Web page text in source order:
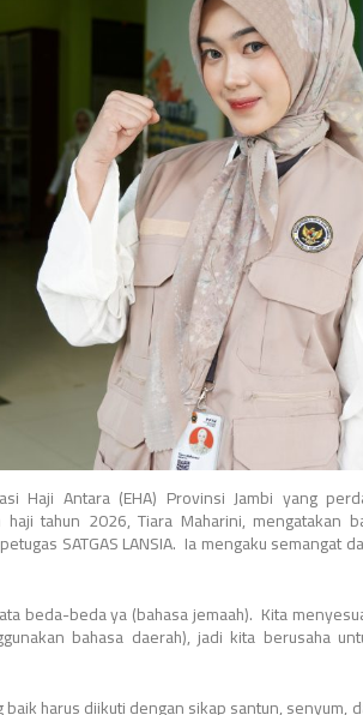
Haji Antara (EHA) Provinsi Jambi yang
haji tahun 2026, Tiara Maharini, mengatakan
SATGAS LANSIA. Ia mengaku semangat
beda-beda ya (bahasa jemaah). Kita
bahasa daerah), jadi kita berusaha
harus diikuti dengan sikap santun, senyum,